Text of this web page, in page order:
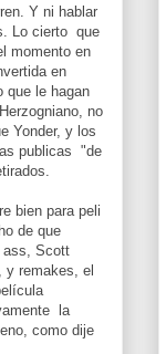
Y ni hablar
Lo cierto que
momento en
en
que le hagan
no
Yonder, y los
publicas "de
bien para peli
de que
ass, Scott
remakes, el
la
como dije